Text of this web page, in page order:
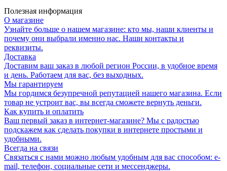
Полезная информация
О магазине
Узнайте больше о нашем магазине: кто мы, наши клиенты и
почему они выбрали именно нас. Наши контакты и
реквизиты.
Доставка
Доставим ваш заказ в любой регион России, в удобное время
и день. Работаем для вас, без выходных.
Мы гарантируем
Мы гордимся безупречной репутацией нашего магазина. Если
товар не устроит вас, вы всегда сможете вернуть деньги.
Как купить и оплатить
Ваш первый заказ в интернет-магазине? Мы с радостью
подскажем как сделать покупки в интернете простыми и
удобными.
Всегда на связи
Связаться с нами можно любым удобным для вас способом: e-
mail, телефон, социальные сети и мессенджеры.